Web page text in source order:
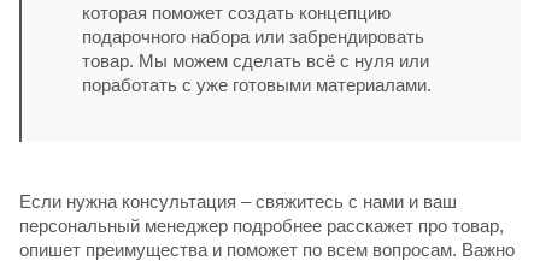
которая поможет создать концепцию
подарочного набора или забрендировать
товар. Мы можем сделать всё с нуля или
поработать с уже готовыми материалами.
Если нужна консультация – свяжитесь с нами и ваш
персональный менеджер подробнее расскажет про товар,
опишет преимущества и поможет по всем вопросам. Важно